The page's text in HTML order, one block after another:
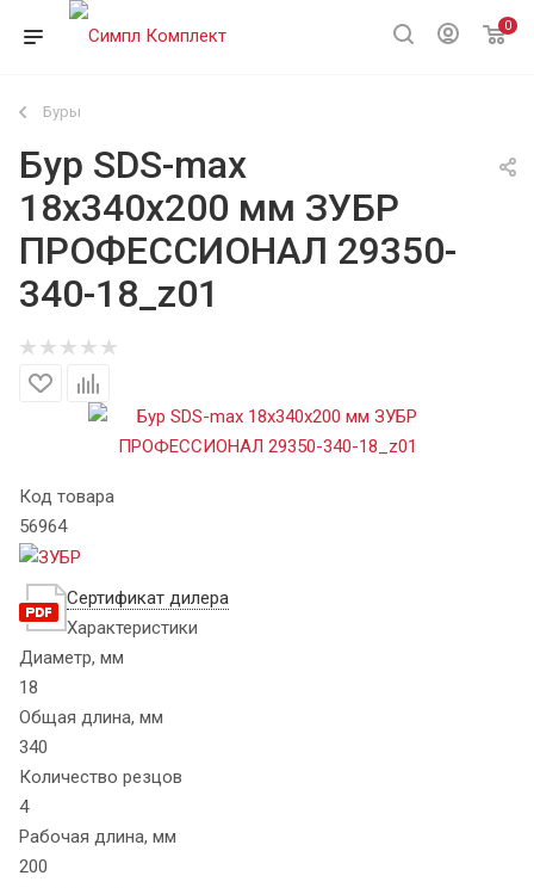
0
Буры
Бур SDS-max
18х340х200 мм ЗУБР
ПРОФЕССИОНАЛ 29350-
340-18_z01
Код товара
56964
Сертификат дилера
Характеристики
Диаметр, мм
18
Общая длина, мм
340
Количество резцов
4
Рабочая длина, мм
200